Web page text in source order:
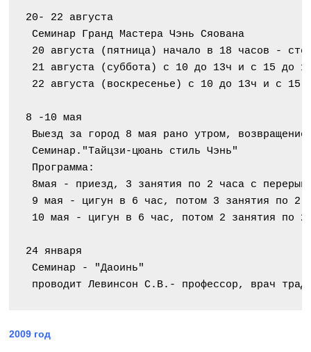
20- 22 августа
Семинар Гранд Мастера Чэнь Сяована
20 августа (пятница) начало в 18 часов -
21 августа (суббота) с 10 до 13ч и с 15 до
22 августа (воскресенье) с 10 до 13ч и с 15
8 -10 мая
Выезд за город 8 мая рано утром,
Семинар."Тайцзи-цюань стиль Чэнь"
Программа:
8мая - приезд, 3 занятия по 2 часа с
9 мая - цигун в 6 час, потом 3 занятия по 2
10 мая - цигун в 6 час, потом 2 занятия по
24 января
Семинар - "Даоинь"
проводит Левинсон С.В.- профессор, врач
2009 год